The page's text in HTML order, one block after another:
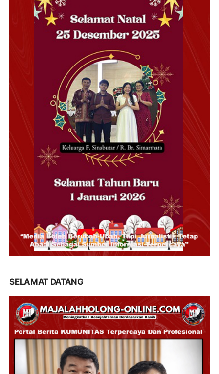
SELAMAT DATANG